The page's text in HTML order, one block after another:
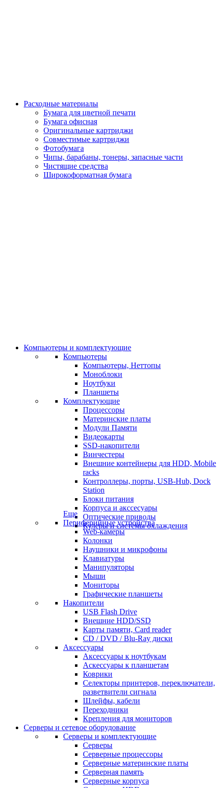
Расходные материалы
Бумага для цветной печати
Бумага офисная
Оригинальные картриджи
Совместимые картриджи
Фотобумага
Чипы, барабаны, тонеры, запасные части
Чистящие средства
Широкоформатная бумага
Компьютеры и комплектующие
Компьютеры
Компьютеры, Неттопы
Моноблоки
Ноутбуки
Планшеты
Комплектующие
Процессоры
Материнские платы
Модули Памяти
Видеокарты
SSD-накопители
Винчестеры
Внешние контейнеры для HDD, Mobile
racks
Контроллеры, порты, USB-Hub, Dock
Station
Блоки питания
Корпуса и акссесуары
Оптические приводы
Кулеры и системы охлаждения
Еще
Периферийные устройства
Web-камеры
Колонки
Наушники и микрофоны
Клавиатуры
Манипуляторы
Мыши
Мониторы
Графические планшеты
Накопители
USB Flash Drive
Внешние HDD/SSD
Карты памяти, Card reader
CD / DVD / Blu-Ray диски
Аксессуары
Аксессуары к ноутбукам
Аскессуары к планшетам
Коврики
Селекторы принтеров, переключатели,
разветвители сигнала
Шлейфы, кабели
Переходники
Крепления для мониторов
Серверы и сетевое оборудование
Серверы и комплектующие
Серверы
Серверные процессоры
Серверные материнские платы
Серверная память
Серверные корпуса